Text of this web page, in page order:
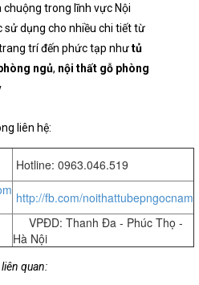
trong lĩnh vực Nội
dụng cho nhiều chi tiết từ
trí đến phức tạp nhưtủ
ngủ, nội thất gỗ phòng
liên hệ:
Hotline: 0963.046.519
http://fb.com/noithattubepngocnam
VPĐD: Thanh Đa - Phúc Thọ -
Hà Nội
quan: